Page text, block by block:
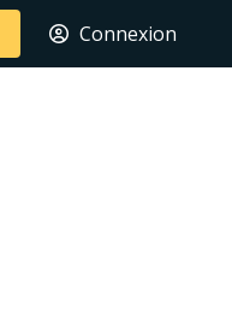
Connexion